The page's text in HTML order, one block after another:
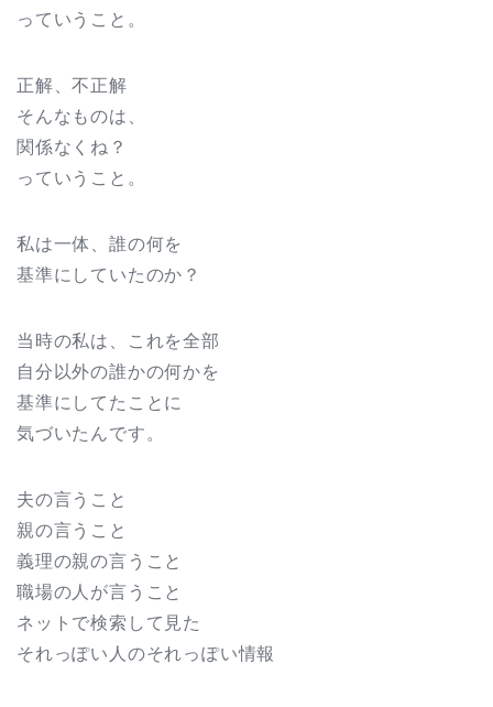
っていうこと。
正解、不正解
そんなものは、
関係なくね？
っていうこと。
私は一体、誰の何を
基準にしていたのか？
当時の私は、これを全部
自分以外の誰かの何かを
基準にしてたことに
気づいたんです。
夫の言うこと
親の言うこと
義理の親の言うこと
職場の人が言うこと
ネットで検索して見た
それっぽい人のそれっぽい情報